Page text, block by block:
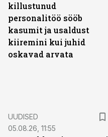
killustunud
personalitöö sööb
kasumit ja usaldust
kiiremini kui juhid
oskavad arvata
UUDISED
05.08.26, 11:55